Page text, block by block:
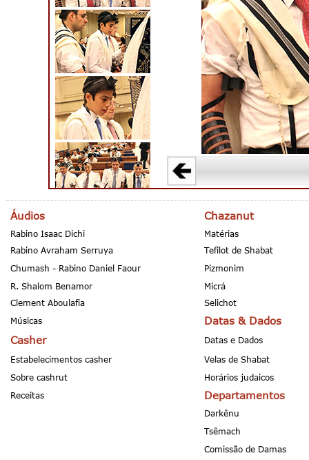
Áudios Chazanut
Rabino Isaac Dichi
Matérias
Rabino Avraham Serruya
Tefilot de Shabat
Chumash - Rabino Daniel Faour
Pizmonim
R. Shalom Benamor
Micrá
Clement Aboulafia
Selichot
Músicas
Datas & Dados
Casher
Datas e Dados
Estabelecimentos casher
Velas de Shabat
Sobre cashrut
Horários judaicos
Receitas
Departamentos
Darkênu
Tsêmach
Comissão de Damas